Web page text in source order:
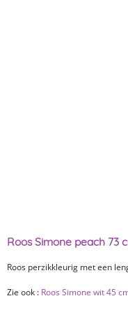
Roos Simone peach 73
Roos perzikkleurig met een
Zie ook : Roos Simone wit 45